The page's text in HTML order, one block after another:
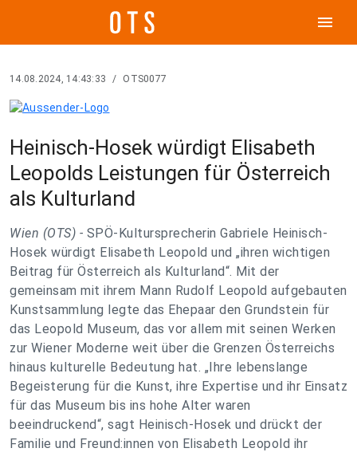
menu
14.08.2024, 14:43:33 / OTS0077
Heinisch-Hosek würdigt Elisabeth
Leopolds Leistungen für Österreich
als Kulturland
Wien (OTS) - SPÖ-Kultursprecherin Gabriele Heinisch-
Hosek würdigt Elisabeth Leopold und „ihren wichtigen
Beitrag für Österreich als Kulturland“. Mit der
gemeinsam mit ihrem Mann Rudolf Leopold aufgebauten
Kunstsammlung legte das Ehepaar den Grundstein für
das Leopold Museum, das vor allem mit seinen Werken
zur Wiener Moderne weit über die Grenzen Österreichs
hinaus kulturelle Bedeutung hat. „Ihre lebenslange
Begeisterung für die Kunst, ihre Expertise und ihr Einsatz
für das Museum bis ins hohe Alter waren
beeindruckend“, sagt Heinisch-Hosek und drückt der
Familie und Freund:innen von Elisabeth Leopold ihr